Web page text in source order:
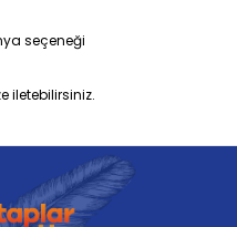
seçeneği
iletebilirsiniz.